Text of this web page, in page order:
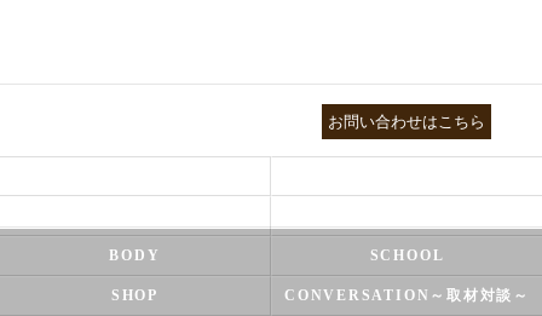
お問い合わせはこちら
BODY SCHOOL
SHOP CONVERSATION～取材対談～